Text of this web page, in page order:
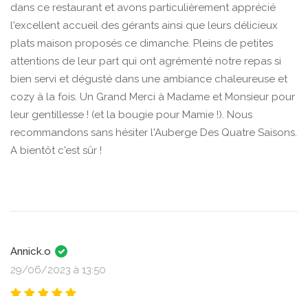
dans ce restaurant et avons particulièrement apprécié
l'excellent accueil des gérants ainsi que leurs délicieux
plats maison proposés ce dimanche. Pleins de petites
attentions de leur part qui ont agrémenté notre repas si
bien servi et dégusté dans une ambiance chaleureuse et
cozy à la fois. Un Grand Merci à Madame et Monsieur pour
leur gentillesse ! (et la bougie pour Mamie !). Nous
recommandons sans hésiter l'Auberge Des Quatre Saisons.
A bientôt c'est sûr !
Annick.o
29/06/2023 à 13:50